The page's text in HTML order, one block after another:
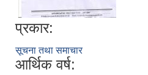
प्रकार:
सूचना तथा समाचार
आर्थिक वर्ष: